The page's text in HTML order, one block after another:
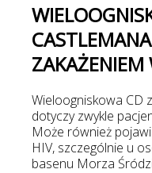
Wieloogniskowa CD
dotyczy zwykle
Może również
HIV, szczególnie u
basenu Morza